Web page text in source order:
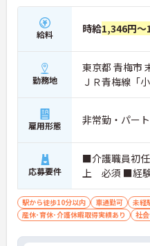
給料 時給1,346円～
勤務地
東京都 青梅市
ＪＲ青梅線「
雇用形態 非常勤・パー
応募要件
■介護職員初
上 必須 ■経
駅から徒歩10分以内 車通勤可 未経
産休･育休･介護休暇取得実績あり
社